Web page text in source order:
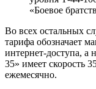
«Боевое
Во всех остальных
тарифа обозначает
интернет-доступа, а
35» имеет скорость
ежемесячно.